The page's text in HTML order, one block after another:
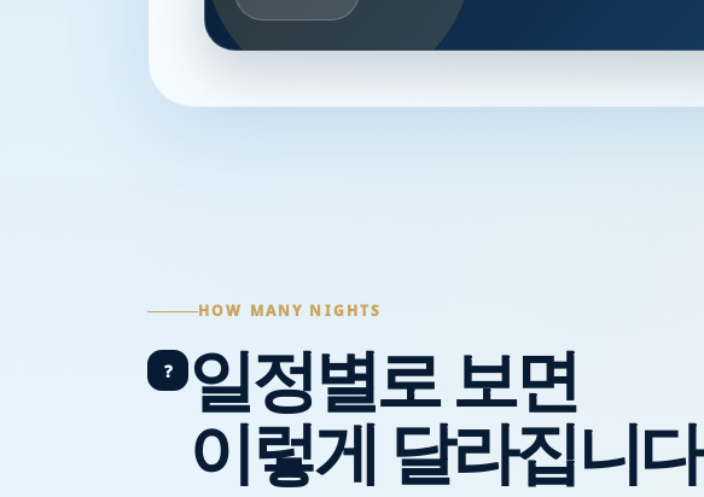
HOW MANY NIGHTS
? 일정별로 보면
이렇게 달라집니다